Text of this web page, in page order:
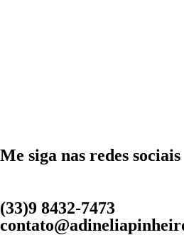
Me siga nas redes sociais
(33)9 8432-7473